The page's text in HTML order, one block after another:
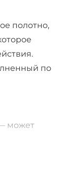
полотно,
по
может
или